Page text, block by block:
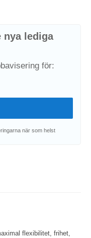
nya lediga
för:
när som helst
flexibilitet, frihet,